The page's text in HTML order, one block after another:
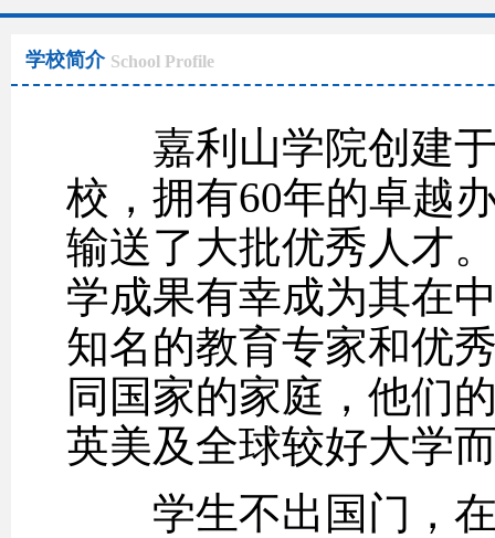
学校简介 School Profile
嘉利山学院创建于
校，拥有60年的卓越
输送了大批优秀人才
学成果有幸成为其在
知名的教育专家和优
同国家的家庭，他们
英美及全球较好大学
学生不出国门，在